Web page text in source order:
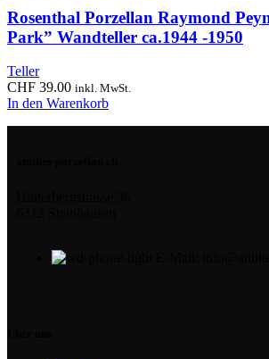
Rosenthal Porzellan Raymond
Park” Wandteller ca.1944 -1950
Teller
CHF 39.00 inkl. MwSt.
In den Warenkorb